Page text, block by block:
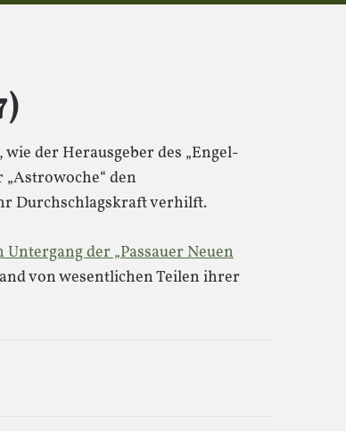
der Herausgeber des „Engel-
den
Durchschlagskraft verhilft.
der „Passauer Neuen
von wesentlichen Teilen ihrer